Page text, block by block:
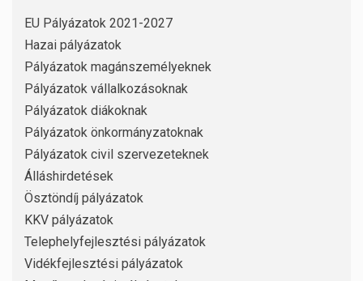
EU Pályázatok 2021-2027
Hazai pályázatok
Pályázatok magánszemélyeknek
Pályázatok vállalkozásoknak
Pályázatok diákoknak
Pályázatok önkormányzatoknak
Pályázatok civil szervezeteknek
Álláshirdetések
Ösztöndíj pályázatok
KKV pályázatok
Telephelyfejlesztési pályázatok
Vidékfejlesztési pályázatok